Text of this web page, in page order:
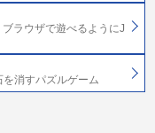
ラウザで遊べるようにJ
消すパズルゲーム